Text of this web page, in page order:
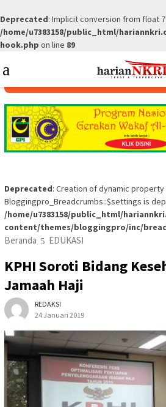
Deprecated: Implicit conversion from float
/home/u7383158/public_html/
hook.php on line 89
to
Menu
Deprecated: Creation of dynamic property
Bloggingpro_Breadcrumbs::$settings is
/home/u7383158/public_html/
content/themes/bloggingpro/inc/
Beranda EDUKASI
KPHI Soroti Bidang
Jamaah Haji
REDAKSI
24 Januari 2019